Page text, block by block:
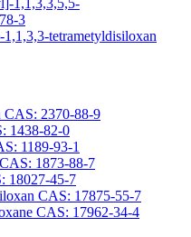
1,1,3,3,5,5-
3
tetrametyldisiloxan
CAS: 2370-88-9
1438-82-0
1189-93-1
1873-88-7
18027-45-7
CAS: 17875-55-7
CAS: 17962-34-4